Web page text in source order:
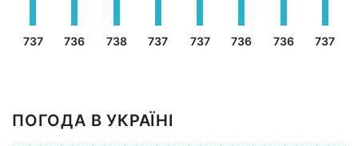
737 736 738 737 737 736 736 737
ПОГОДА В УКРАЇНІ